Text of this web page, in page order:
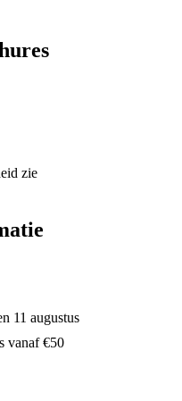
zie
11 augustus
vanaf €50